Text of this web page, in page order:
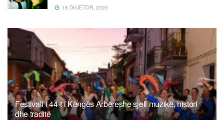
18 DHJETOR, 2020
Festivali i 44-t i Këngës Arbëreshe sjell muzikë, histori
dhe traditë